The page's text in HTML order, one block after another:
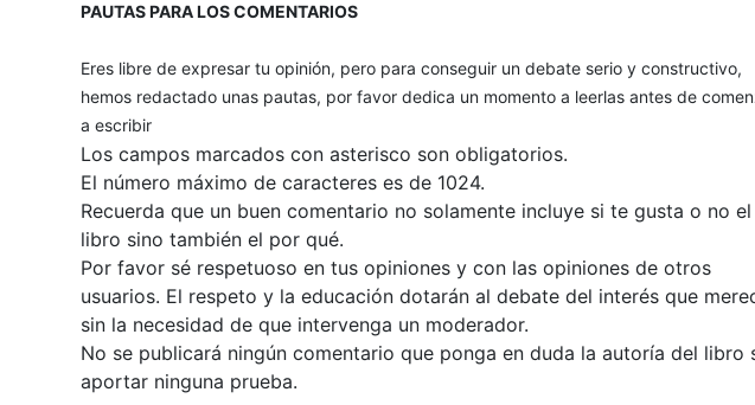
PAUTAS PARA LOS COMENTARIOS
Eres libre de expresar tu opinión, pero para conseguir un debate serio y constructivo,
hemos redactado unas pautas, por favor dedica un momento a leerlas antes de
a escribir
Los campos marcados con asterisco son obligatorios.
El número máximo de caracteres es de 1024.
Recuerda que un buen comentario no solamente incluye si te gusta o no el
libro sino también el por qué.
Por favor sé respetuoso en tus opiniones y con las opiniones de otros
usuarios. El respeto y la educación dotarán al debate del interés que
sin la necesidad de que intervenga un moderador.
No se publicará ningún comentario que ponga en duda la autoría del libro
aportar ninguna prueba.